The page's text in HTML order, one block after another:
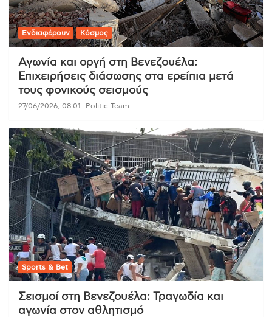
Ενδιαφέρουν Κόσμος
Αγωνία και οργή στη Βενεζουέλα:
Επιχειρήσεις διάσωσης στα ερείπια μετά
τους φονικούς σεισμούς
27/06/2026, 08:01 Politic Team
Sports & Bet
Σεισμοί στη Βενεζουέλα: Τραγωδία και
αγωνία στον αθλητισμό